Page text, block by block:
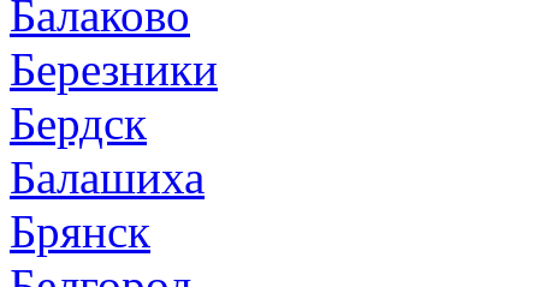
Балаково
Березники
Бердск
Балашиха
Брянск